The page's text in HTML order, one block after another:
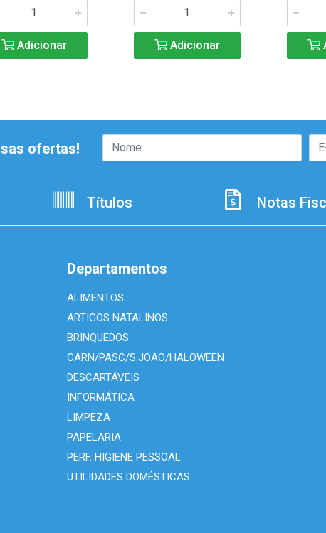
Adicionar Adicionar
ofertas!
Títulos Notas
Departamentos
ALIMENTOS
ARTIGOS NATALINOS
BRINQUEDOS
CARN/PASC/S.JOÃO/HALOWEEN
DESCARTÁVEIS
INFORMÁTICA
LIMPEZA
PAPELARIA
PERF. HIGIENE PESSOAL
UTILIDADES DOMÉSTICAS